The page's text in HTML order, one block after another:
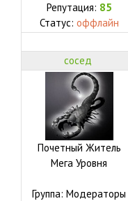
Репутация: 85
Статус: оффлайн
сосед
Почетный Житель
Мега Уровня
Группа: Модераторы